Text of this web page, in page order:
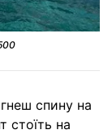
спину на
стоїть на